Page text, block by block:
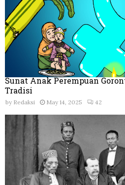
Sunat Anak Perempuan
Tradisi
by Redaksi May 14, 2025 42